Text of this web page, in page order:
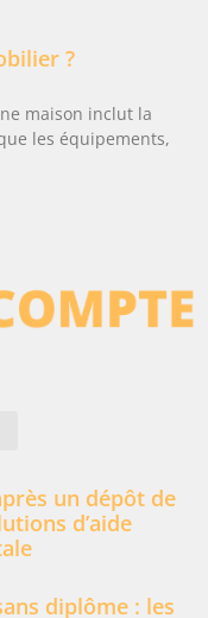
?
maison inclut la
les équipements,
un dépôt de
d’aide
diplôme : les